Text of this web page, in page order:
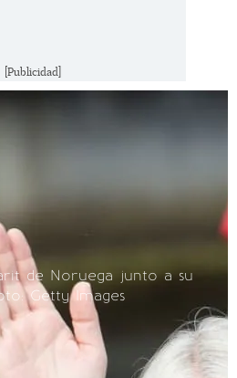
[Publicidad]
de Noruega junto a su
Getty Images